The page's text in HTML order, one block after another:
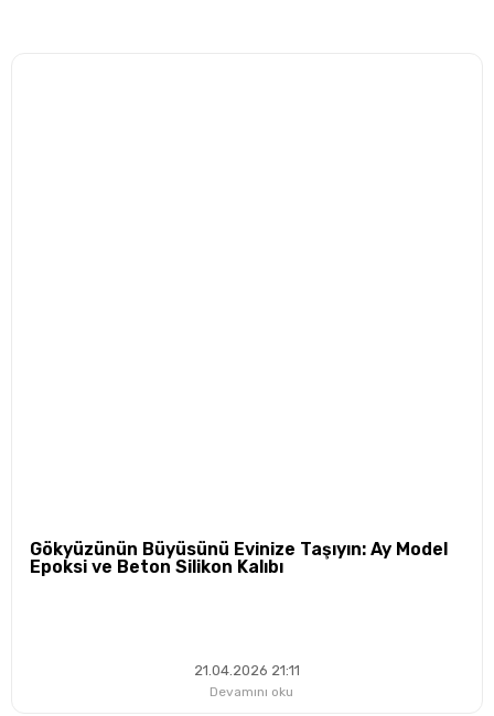
Gökyüzünün Büyüsünü Evinize Taşıyın: Ay Model
Epoksi ve Beton Silikon Kalıbı
Devamını oku
21.04.2026 21:11